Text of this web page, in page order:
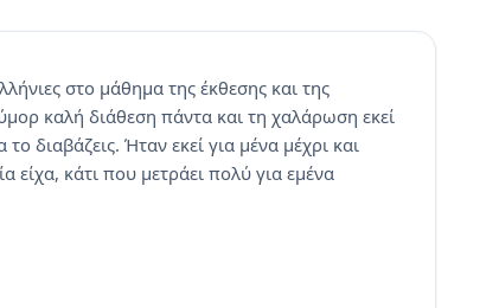
στο μάθημα της έκθεσης και της
καλή διάθεση πάντα και τη χαλάρωση εκεί
διαβάζεις. Ήταν εκεί για μένα μέχρι και
είχα, κάτι που μετράει πολύ για εμένα